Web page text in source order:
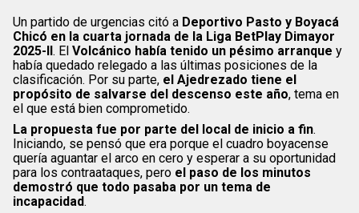
Un partido de urgencias citó a Deportivo Pasto y Boyacá
Chicó en la cuarta jornada de la Liga BetPlay Dimayor
2025-II. El Volcánico había tenido un pésimo arranque y
había quedado relegado a las últimas posiciones de la
clasificación. Por su parte, el Ajedrezado tiene el
propósito de salvarse del descenso este año, tema en
el que está bien comprometido.
La propuesta fue por parte del local de inicio a fin.
Iniciando, se pensó que era porque el cuadro boyacense
quería aguantar el arco en cero y esperar a su oportunidad
para los contraataques, pero el paso de los minutos
demostró que todo pasaba por un tema de
incapacidad.